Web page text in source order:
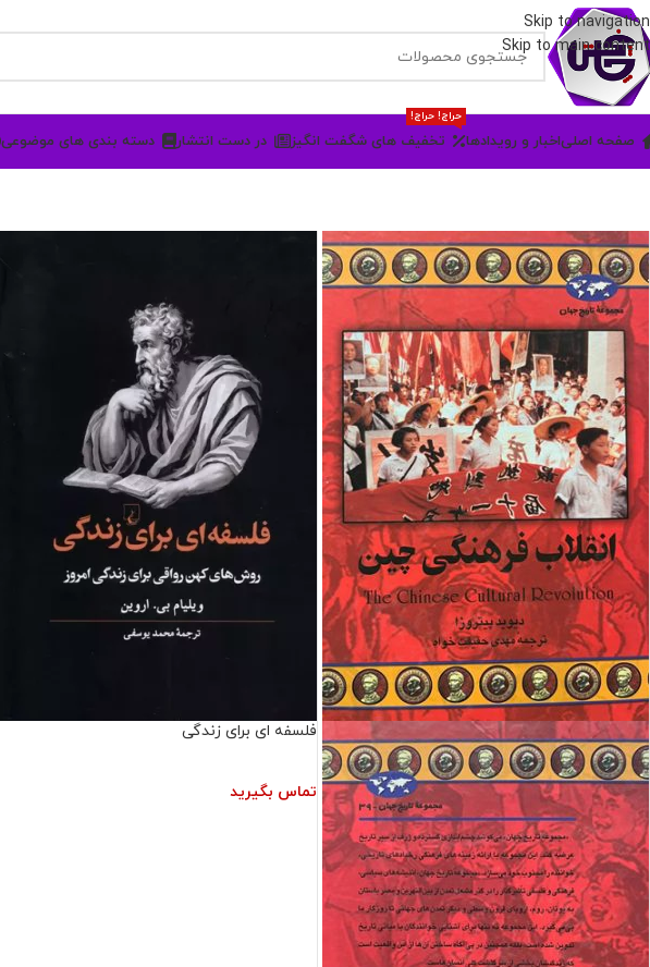
Skip to navigation
Skip to main content
صفحه اصلیاخبار و رویدادها تخفیف های شگفت انگیز
حراج! حراج!
در دست انتشار دسته بندی های موضوعی
فلسفه ای برای زندگی
تماس بگیرید